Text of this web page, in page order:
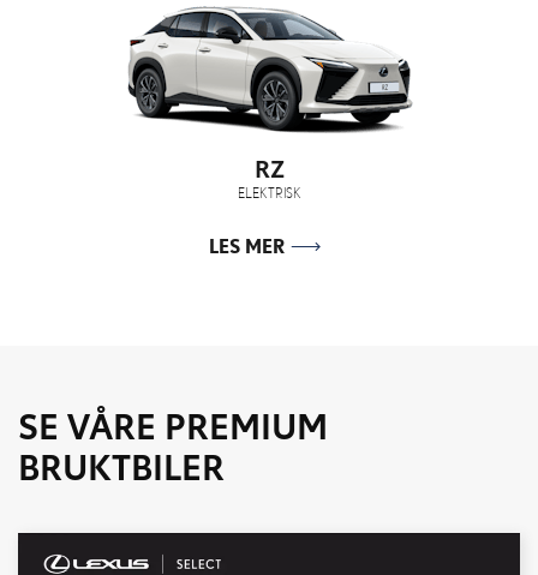
RZ
ELEKTRISK
LES MER
SE VÅRE PREMIUM
BRUKTBILER